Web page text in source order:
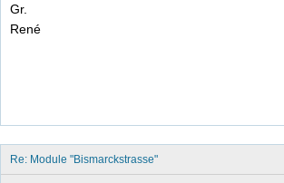
Gr.
René
Re: Module "Bismarckstrasse"